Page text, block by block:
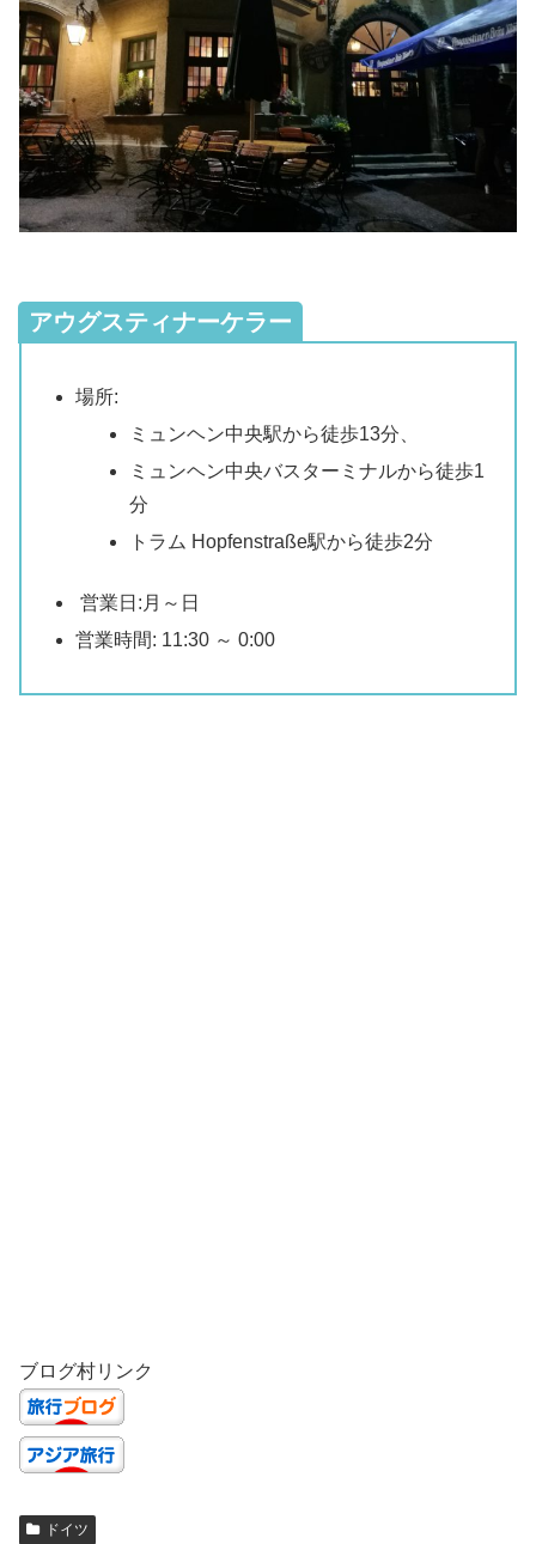
アウグスティナーケラー
場所:
ミュンヘン中央駅から徒歩13分、
ミュンヘン中央バスターミナルから徒歩1
分
トラム Hopfenstraße駅から徒歩2分
営業日:月～日
営業時間: 11:30 ～ 0:00
ブログ村リンク
ドイツ